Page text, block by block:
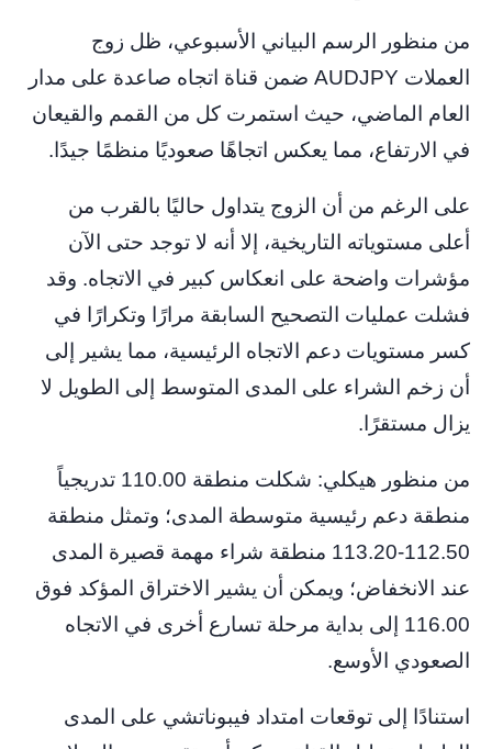
من منظور الرسم البياني الأسبوعي، ظل زوج
العملات AUDJPY ضمن قناة اتجاه صاعدة على مدار
العام الماضي، حيث استمرت كل من القمم والقيعان
في الارتفاع، مما يعكس اتجاهًا صعوديًا منظمًا جيدًا.
على الرغم من أن الزوج يتداول حاليًا بالقرب من
أعلى مستوياته التاريخية، إلا أنه لا توجد حتى الآن
مؤشرات واضحة على انعكاس كبير في الاتجاه. وقد
فشلت عمليات التصحيح السابقة مرارًا وتكرارًا في
كسر مستويات دعم الاتجاه الرئيسية، مما يشير إلى
أن زخم الشراء على المدى المتوسط ​​إلى الطويل لا
يزال مستقرًا.
من منظور هيكلي: شكلت منطقة 110.00 تدريجياً
منطقة دعم رئيسية متوسطة المدى؛ وتمثل منطقة
112.50-113.20 منطقة شراء مهمة قصيرة المدى
عند الانخفاض؛ ويمكن أن يشير الاختراق المؤكد فوق
116.00 إلى بداية مرحلة تسارع أخرى في الاتجاه
الصعودي الأوسع.
استنادًا إلى توقعات امتداد فيبوناتشي على المدى